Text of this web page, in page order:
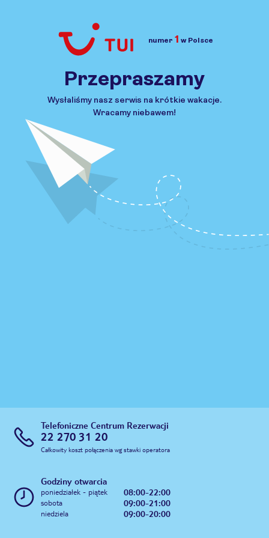
Przejdź do TUI.pl
numer 1 w Polsce
Przepraszamy
Wysłaliśmy nasz serwis na krótkie wakacje.
Wracamy niebawem!
Telefoniczne Centrum Rezerwacji
22 270 31 20
Całkowity koszt połączenia wg stawki operatora
Godziny otwarcia
poniedziałek - piątek 08:00-22:00
sobota 09:00-21:00
niedziela 09:00-20:00